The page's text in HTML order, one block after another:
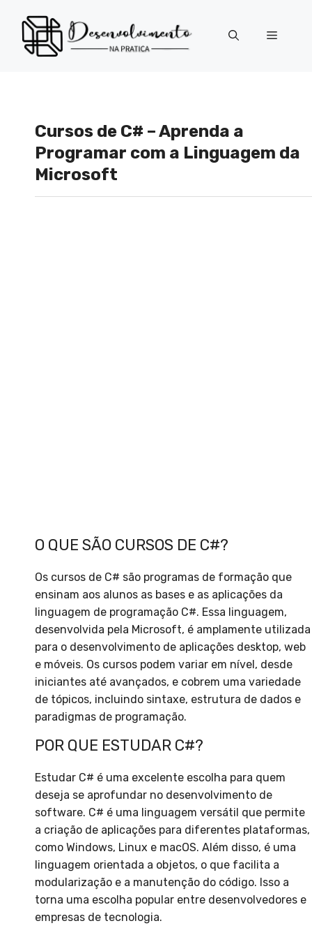
para
conteúdo
Menu
Cursos de C# – Aprenda a
Programar com a Linguagem da
Microsoft
O QUE SÃO CURSOS DE C#?
Os cursos de C# são programas de formação que
ensinam aos alunos as bases e as aplicações da
linguagem de programação C#. Essa linguagem,
desenvolvida pela Microsoft, é amplamente utilizada
para o desenvolvimento de aplicações desktop, web
e móveis. Os cursos podem variar em nível, desde
iniciantes até avançados, e cobrem uma variedade
de tópicos, incluindo sintaxe, estrutura de dados e
paradigmas de programação.
POR QUE ESTUDAR C#?
Estudar C# é uma excelente escolha para quem
deseja se aprofundar no desenvolvimento de
software. C# é uma linguagem versátil que permite
a criação de aplicações para diferentes plataformas,
como Windows, Linux e macOS. Além disso, é uma
linguagem orientada a objetos, o que facilita a
modularização e a manutenção do código. Isso a
torna uma escolha popular entre desenvolvedores e
empresas de tecnologia.